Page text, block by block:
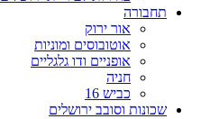
תחבורה
אור ירוק
אוטובוסים ומוניות
אופניים ודו גלגליים
חניה
כביש 16
שכונות וסובב ירושלים